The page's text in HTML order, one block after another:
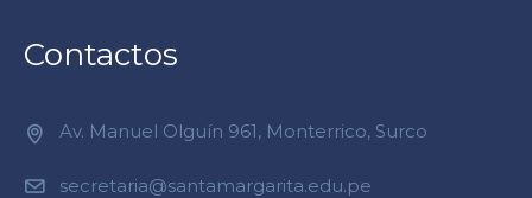
Contactos
Av. Manuel Olguín 961, Monterrico, Surco
secretaria@santamargarita.edu.pe